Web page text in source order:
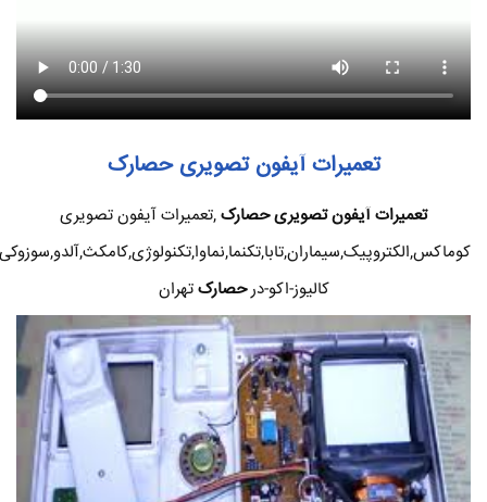
تعمیرات آیفون تصویری حصارک
تعمیرات آیفون تصویری حصارک,تعمیرات آیفون تصویری
کوماکس,الکتروپیک,سیماران,تابا,تکنما,نماوا,تکنولوژی,کامکث,آلدو,سوزوکی
کالیوز-اکو-درحصارکتهران